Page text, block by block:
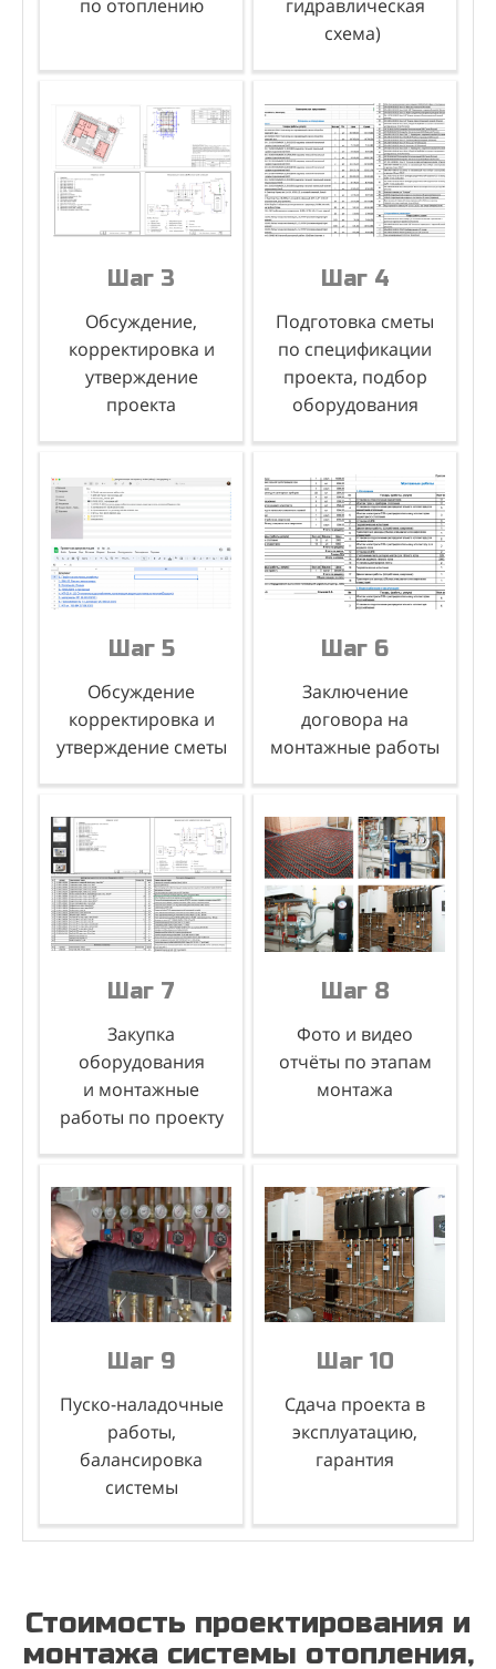
по отоплению
гидравлическая
схема)
Шаг 3
Обсуждение,
корректировка и
утверждение
проекта
Шаг 4
Подготовка сметы
по спецификации
проекта, подбор
оборудования
Шаг 5
Обсуждение
корректировка и
утверждение сметы
Шаг 6
Заключение
договора на
монтажные работы
Шаг 7
Закупка
оборудования
и монтажные
работы по проекту
Шаг 8
Фото и видео
отчёты по этапам
монтажа
Шаг 9
Пуско-наладочные
работы,
балансировка
системы
Шаг 10
Сдача проекта в
эксплуатацию,
гарантия
Шаг 3
Заключение
договора на монтаж
Шаг 4
Закупка
оборудования
и старт работ
Шаг 5
Фото и видео
отчёты (в цикле)
Шаг 6
Пуско-наладочные
работы
Шаг 7
Завершение
проекта,
гарантия
Стоимость проектирования и
монтажа системы отопления,